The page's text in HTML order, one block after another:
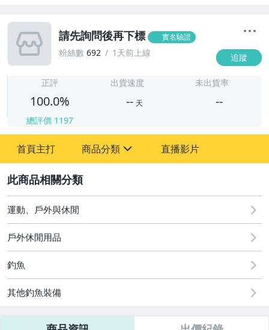
請先詢問後再下標 實名驗證
粉絲數 692 1天前上線 追蹤
正評
100.0%
總評價 1197
出貨速度
-- 天
未出貨率
--
首頁主打 商品分類
運動、戶外與休閒
直播影片
運動、戶外與休閒
戶外休閒用品
釣魚
其他釣魚裝備